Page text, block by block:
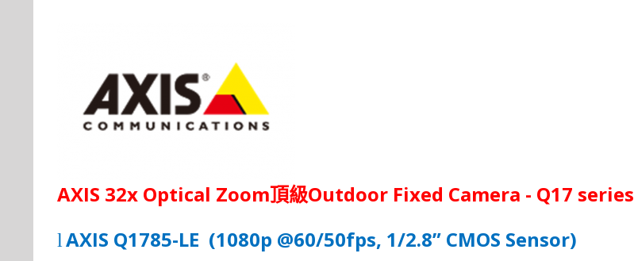
AXIS 32x Optical Zoom頂級Outdoor Fixed Camera - Q17 series
l AXIS Q1785-LE (1080p @60/50fps, 1/2.8” CMOS Sensor)